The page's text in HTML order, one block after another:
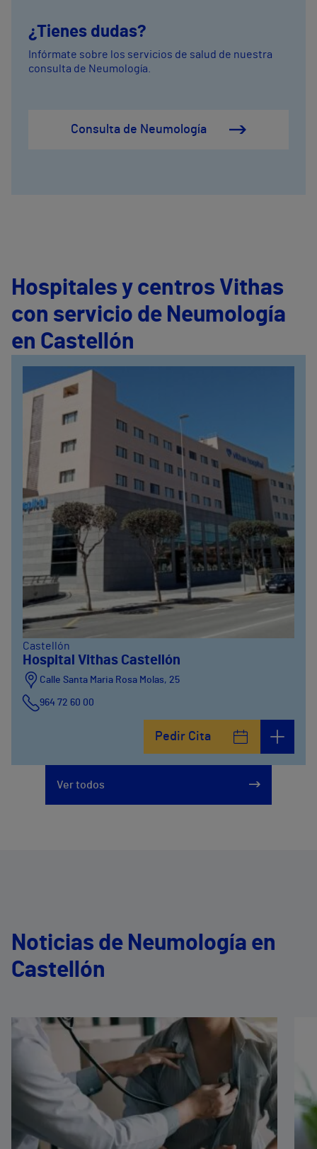
¿Tienes dudas?
Infórmate sobre los servicios de salud de nuestra
consulta de Neumología.
Consulta de Neumología
Hospitales y centros Vithas
con servicio de Neumología
en Castellón
Castellón
Hospital Vithas Castellón
Calle Santa Maria Rosa Molas, 25
964 72 60 00
Pedir Cita
Ver todos
Noticias de Neumología en
Castellón